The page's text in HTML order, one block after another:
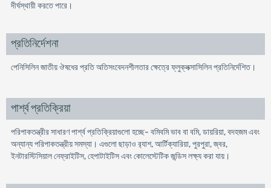
দীর্ঘস্থায়ী করতে পারে।
প্রতিনির্দেশনা
পেনিসিলিন জাতীয় ঔষধের প্রতি অতিসংবেদনশীলতার ক্ষেত্রে ফ্লুক্লক্সাসিলিন প্রতিনির্দেশিত।
পার্শ্ব প্রতিক্রিয়া
পরিপাকতন্ত্রীর সাধারণ পার্শ্ব প্রতিক্রিয়াগুলো হচ্ছে- বমিবমি ভাব বা বমি, ডায়রিয়া, বদহজম এবং
অন্যান্য পরিপাকতন্ত্রীয় সমস্যা। এগুলো ছাড়াও র‌্যাশ, আর্টিক্যারিয়া, পুরপুরা, জ্বর,
ইনটারস্টিসিয়াল নেফ্রাইটিস, হেপাটাইটিস এবং কোলেস্টেটিক জন্ডিস লক্ষ্য করা যায়।